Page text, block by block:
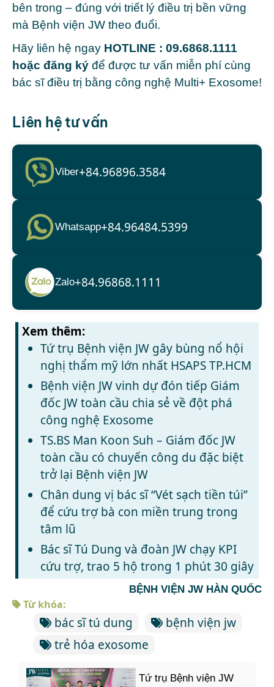
bên trong – đúng với triết lý điều trị bền vững
mà Bệnh viện JW theo đuổi.
Hãy liên hệ ngay HOTLINE : 09.6868.1111
hoặc đăng ký để được tư vấn miễn phí cùng
bác sĩ điều trị bằng công nghệ Multi+ Exosome!
Liên hệ tư vấn
Viber+84.96896.3584
Whatsapp+84.96484.5399
Zalo+84.96868.1111
Xem thêm:
Tứ trụ Bệnh viện JW gây bùng nổ hội
nghị thẩm mỹ lớn nhất HSAPS TP.HCM
Bệnh viện JW vinh dự đón tiếp Giám
đốc JW toàn cầu chia sẻ về đột phá
công nghệ Exosome
TS.BS Man Koon Suh – Giám đốc JW
toàn cầu có chuyến công du đặc biệt
trở lại Bệnh viện JW
Chân dung vị bác sĩ “Vét sạch tiền túi”
để cứu trợ bà con miền trung trong
tâm lũ
Bác sĩ Tú Dung và đoàn JW chạy KPI
cứu trợ, trao 5 hộ trong 1 phút 30 giây
BỆNH VIỆN JW HÀN QUỐC
Từ khóa:
bác sĩ tú dung
bệnh viện jw
trẻ hóa exosome
Tứ trụ Bệnh viện JW